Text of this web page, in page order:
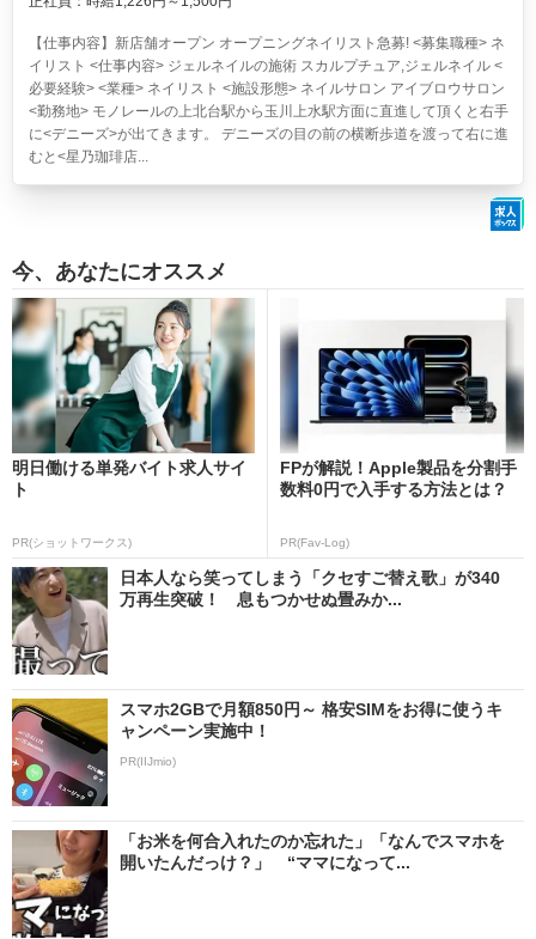
【仕事内容】新店舗オープン オープニングネイリスト急募! <募集職種> ネ
イリスト <仕事内容> ジェルネイルの施術 スカルプチュア,ジェルネイル <
必要経験> <業種> ネイリスト <施設形態> ネイルサロン アイブロウサロン
<勤務地> モノレールの上北台駅から玉川上水駅方面に直進して頂くと右手
に<デニーズ>が出てきます。 デニーズの目の前の横断歩道を渡って右に進
むと<星乃珈琲店...
今、あなたにオススメ
明日働ける単発バイト求人サイ
ト
PR(ショットワークス)
FPが解説！Apple製品を分割手
数料0円で入手する方法とは？
PR(Fav-Log)
日本人なら笑ってしまう「クセすご替え歌」が340
万再生突破！ 息もつかせぬ畳みか...
スマホ2GBで月額850円～ 格安SIMをお得に使うキ
ャンペーン実施中！
PR(IIJmio)
「お米を何合入れたのか忘れた」「なんでスマホを
開いたんだっけ？」 “ママになって...